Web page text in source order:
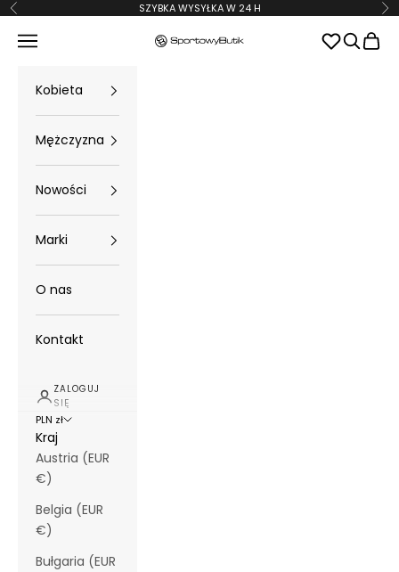
Przejdź do treści
Poprzednie SZYBKA WYSYŁKA W 24 H
SportowyButik
Menu Szukaj
Kobieta
Mężczyzna
Nowości
Marki
O nas
Kontakt
ZALOGUJ
SIĘ
PLN zł
Kraj
Austria (EUR
€)
Belgia (EUR
€)
Bułgaria (EUR